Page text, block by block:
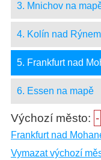
3. Mnichov na
4. Kolín nad
5. Frankfurt nad
6. Essen na mapě
Výchozí město: -
Frankfurt nad
Vymazat výchozí